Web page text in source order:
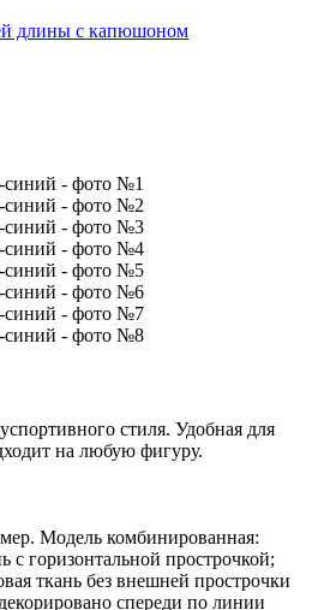
стиля. Удобная для
на любую фигуру.
Модель комбинированная:
с горизонтальной прострочкой;
ткань без внешней прострочки
спереди по линии